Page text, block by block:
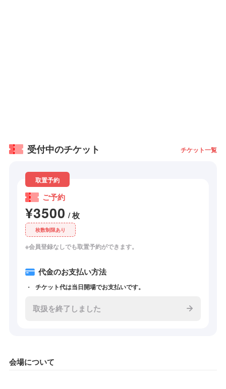
受付中のチケット チケット一覧
取置予約
ご予約
¥3500 / 枚
枚数制限あり
※会員登録なしでも取置予約ができます。
代金のお支払い方法
チケット代は当日開場でお支払いです。
取扱を終了しました
会場について